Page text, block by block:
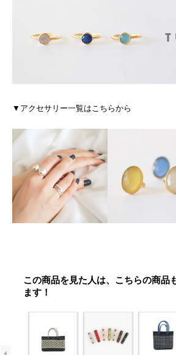
▼アクセサリー一覧はこちらから
この商品を見た人は、こちらの商品
ます！